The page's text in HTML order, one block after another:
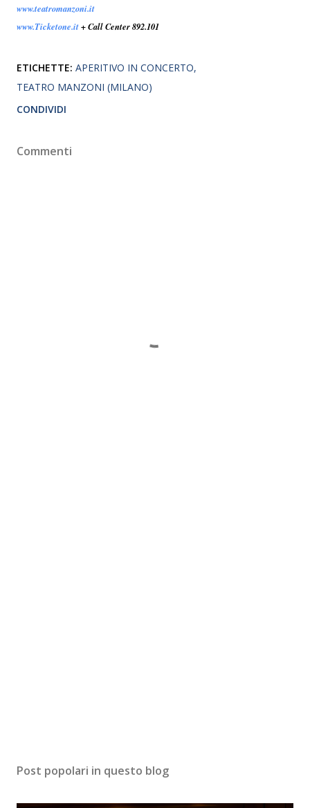
www.teatromanzoni.it
www.Ticketone.it+ Call Center 892.101
ETICHETTE: APERITIVO IN CONCERTO
TEATRO MANZONI (MILANO)
CONDIVIDI
Commenti
Post popolari in questo blog